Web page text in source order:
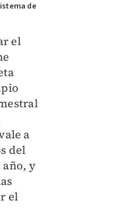
de
el
a
del
año, y
el